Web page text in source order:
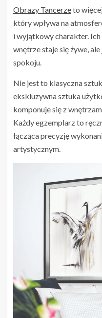
Obrazy Tancerzeto
który wpływa na
i wyjątkowy charakter.
wnętrze staje się żywe,
spokoju.
Nie jest to klasyczna
ekskluzywna sztuka
komponuje się z
Każdy egzemplarz to
łącząca precyzję
artystycznym.